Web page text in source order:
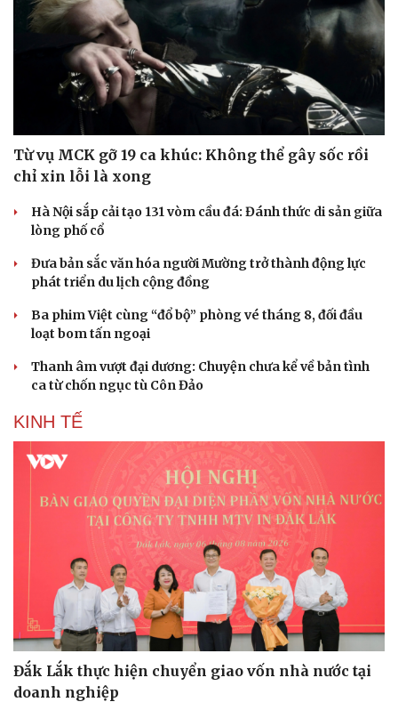
Sức khỏe
Dinh dưỡng - món ngon
Sản phụ khoa
Nhi khoa
Làm đẹp - giảm cân
Phòng mạch online
Ăn sạch sống khỏe
Đời sống
Tình yêu - Gia đình
Từ vụ MCK gỡ 19 ca khúc: Không thể gây sốc rồi
chỉ xin lỗi là xong
Hà Nội sắp cải tạo 131 vòm cầu đá: Đánh thức di sản giữa
lòng phố cổ
Đưa bản sắc văn hóa người Mường trở thành động lực
phát triển du lịch cộng đồng
Ba phim Việt cùng “đổ bộ” phòng vé tháng 8, đối đầu
loạt bom tấn ngoại
Thanh âm vượt đại dương: Chuyện chưa kể về bản tình
ca từ chốn ngục tù Côn Đảo
KINH TẾ
Đắk Lắk thực hiện chuyển giao vốn nhà nước tại
doanh nghiệp